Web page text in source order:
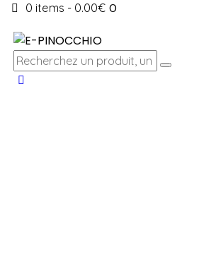
0 items - 0.00€ 0